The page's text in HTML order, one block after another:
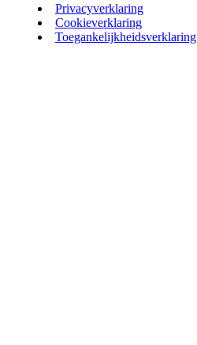
Privacyverklaring
Cookieverklaring
Toegankelijkheidsverklaring